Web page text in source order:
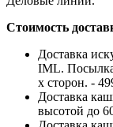
Стоимость
Доставка
IML.
х сторон. -
Доставка
высотой до